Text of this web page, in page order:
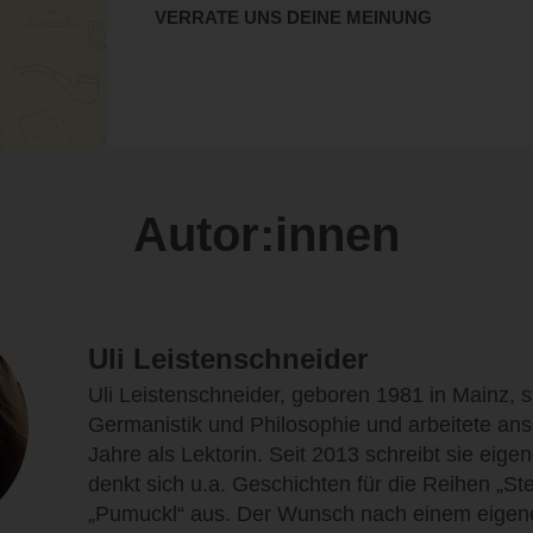
VERRATE UNS DEINE MEINUNG
Autor:innen
Uli Leistenschneider
Uli Leistenschneider, geboren 1981 in Mainz,
Germanistik und Philosophie und arbeitete
Jahre als Lektorin. Seit 2013 schreibt sie
denkt sich u.a. Geschichten für die Reihen
„Pumuckl“ aus. Der Wunsch nach einem